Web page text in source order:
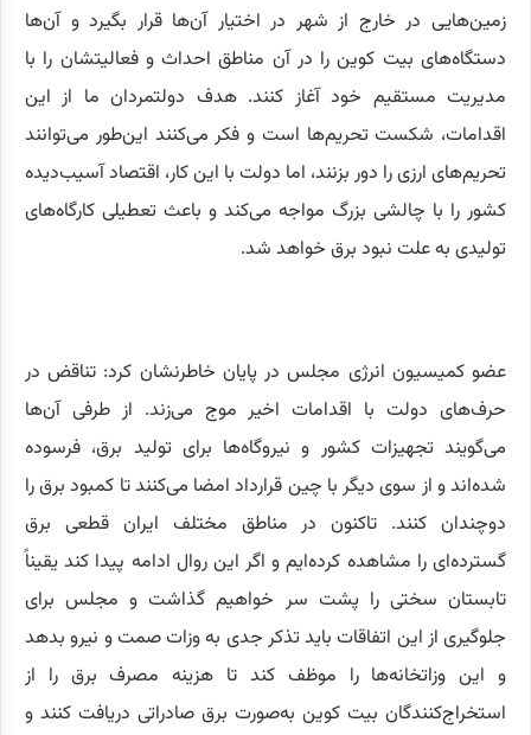
زمین‌هایی در خارج از شهر در اختیار آن‌ها قرار بگیرد و آن‌ها
دستگاه‌های بیت کوین را در آن مناطق احداث و فعالیتشان را با
مدیریت مستقیم خود آغاز کنند. هدف دولتمردان ما از این
اقدامات، شکست تحریم‌ها است و فکر می‌کنند این‌طور می‌توانند
تحریم‌های ارزی را دور بزنند، اما دولت با این کار، اقتصاد آسیب‌دیده
کشور را با چالشی بزرگ مواجه می‌کند و باعث تعطیلی کارگاه‌های
تولیدی به علت نبود برق خواهد شد.
عضو کمیسیون انرژی مجلس در پایان خاطرنشان کرد: تناقض در
حرف‌های دولت با اقدامات اخیر موج می‌زند. از طرفی آن‌ها
می‌گویند تجهیزات کشور و نیروگاه‌ها برای تولید برق، فرسوده
شده‌اند و از سوی دیگر با چین قرارداد امضا می‌کنند تا کمبود برق را
دوچندان کنند. تاکنون در مناطق مختلف ایران قطعی برق
گسترده‌ای را مشاهده کرده‌ایم و اگر این روال ادامه پیدا کند یقیناً
تابستان سختی را پشت سر خواهیم گذاشت و مجلس برای
جلوگیری از این اتفاقات باید تذکر جدی به وزات صمت و نیرو بدهد
و این وزاتخانه‌ها را موظف کند تا هزینه مصرف برق را از
استخراج‌کنندگان بیت کوین به‌صورت برق صادراتی دریافت کنند و